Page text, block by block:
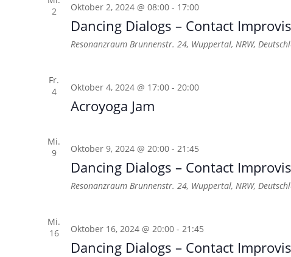
2
Oktober 2, 2024 @ 08:00- 17:00
Dancing Dialogs – Contact
Resonanzraum Brunnenstr. 24, Wuppertal, NRW,
Fr.
4
Oktober 4, 2024 @ 17:00- 20:00
Acroyoga Jam
Mi.
9
Oktober 9, 2024 @ 20:00- 21:45
Dancing Dialogs – Contact
Resonanzraum Brunnenstr. 24, Wuppertal, NRW,
Mi.
16
Oktober 16, 2024 @ 20:00- 21:45
Dancing Dialogs – Contact